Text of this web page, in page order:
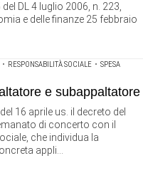
DL 4 luglio 2006, n. 223,
e delle finanze 25 febbraio
• RESPONSABILITÀ SOCIALE • SPESA
e subappaltatore
16 aprile us. il decreto del
di concerto con il
che individua la
appli...